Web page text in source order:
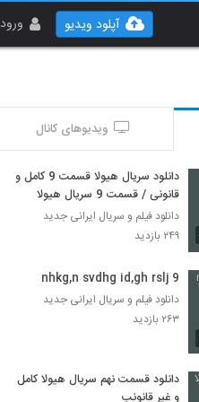
ورود آپلود ویدیو
ویدیوهای کانال
دانلود سریال هیولا قسمت 9 کامل و
قانونی / قسمت 9 سریال هیولا
دانلود فیلم و سریال ایرانی جدید
۲۴۹ بازدید
nhkg,n svdhg id,gh rslj 9
دانلود فیلم و سریال ایرانی جدید
۲۶۳ بازدید
دانلود قسمت نهم سریال هیولا کامل
و غیر قانونب